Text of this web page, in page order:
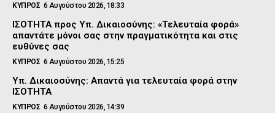
ΚΥΠΡΟΣ 6 Αυγούστου 2026, 18:33
ΙΣΟΤΗΤΑ προς Υπ. Δικαιοσύνης: «Τελευταία φορά»
απαντάτε μόνοι σας στην πραγματικότητα και στις
ευθύνες σας
ΚΥΠΡΟΣ 6 Αυγούστου 2026, 15:25
Υπ. Δικαιοσύνης: Απαντά για τελευταία φορά στην
ΙΣΟΤΗΤΑ
ΚΥΠΡΟΣ 6 Αυγούστου 2026, 14:39